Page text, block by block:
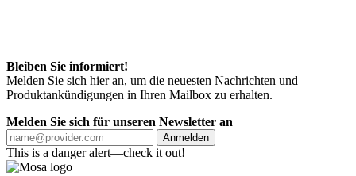
Bleiben Sie informiert!
Melden Sie sich hier an, um die neuesten Nachrichten und
Produktankündigungen in Ihren Mailbox zu erhalten.
Melden Sie sich für unseren Newsletter an
Anmelden
This is a danger alert—check it out!